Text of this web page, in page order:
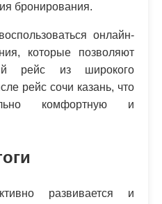
бронирования.
онлайн-
которые позволяют
рейс из широкого
рейс сочи казань, что
комфортную и
развивается и